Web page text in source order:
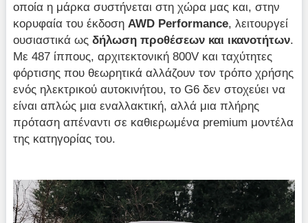
οποία η μάρκα συστήνεται στη χώρα μας και, στην
κορυφαία του έκδοση AWD Performance, λειτουργεί
ουσιαστικά ωςδήλωση προθέσεων και ικανοτήτων.
Με 487 ίππους, αρχιτεκτονική 800V και ταχύτητες
φόρτισης που θεωρητικά αλλάζουν τον τρόπο χρήσης
ενός ηλεκτρικού αυτοκινήτου, το G6 δεν στοχεύει να
είναι απλώς μια εναλλακτική, αλλά μια πλήρης
πρόταση απέναντι σε καθιερωμένα premium μοντέλα
της κατηγορίας του.